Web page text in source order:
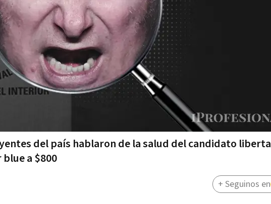
del país hablaron de la salud del candidato
a $800
+ Seguinos en